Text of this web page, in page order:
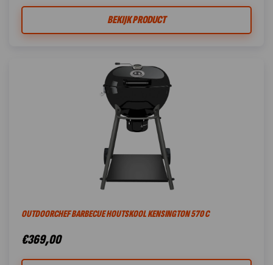
BEKIJK PRODUCT
OUTDOORCHEF BARBECUE HOUTSKOOL KENSINGTON 570 C
€369,00